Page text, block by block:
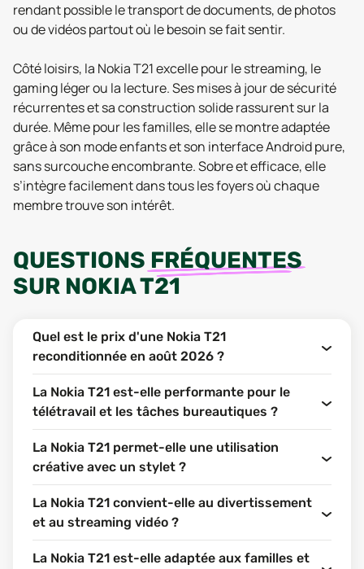
rendant possible le transport de documents, de photos
ou de vidéos partout où le besoin se fait sentir.
Côté loisirs, la Nokia T21 excelle pour le streaming, le
gaming léger ou la lecture. Ses mises à jour de sécurité
récurrentes et sa construction solide rassurent sur la
durée. Même pour les familles, elle se montre adaptée
grâce à son mode enfants et son interface Android pure,
sans surcouche encombrante. Sobre et efficace, elle
s’intègre facilement dans tous les foyers où chaque
membre trouve son intérêt.
QUESTIONS FRÉQUENTES
SUR NOKIA T21
Quel est le prix d'une Nokia T21
reconditionnée en août 2026 ?
La Nokia T21 est-elle performante pour le
télétravail et les tâches bureautiques ?
La Nokia T21 permet-elle une utilisation
créative avec un stylet ?
La Nokia T21 convient-elle au divertissement
et au streaming vidéo ?
La Nokia T21 est-elle adaptée aux familles et